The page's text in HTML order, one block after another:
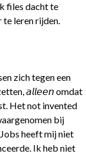
files dacht te
leren rijden.
zich tegen een
𝘢𝘭𝘭𝘦𝘦𝘯 omdat
Het not invented
bij
heeft mij niet
Ik heb niet